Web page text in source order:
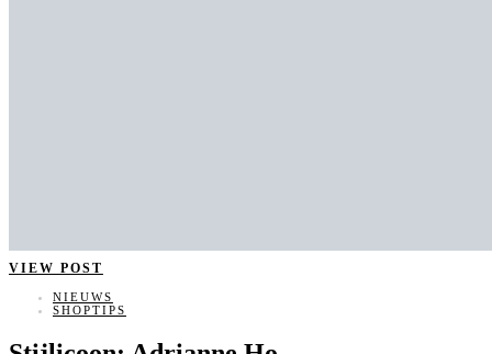
VIEW POST
NIEUWS
SHOPTIPS